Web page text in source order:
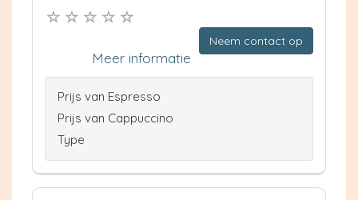
Neem contact op
Meer informatie
Prijs van Espresso
Prijs van Cappuccino
Type